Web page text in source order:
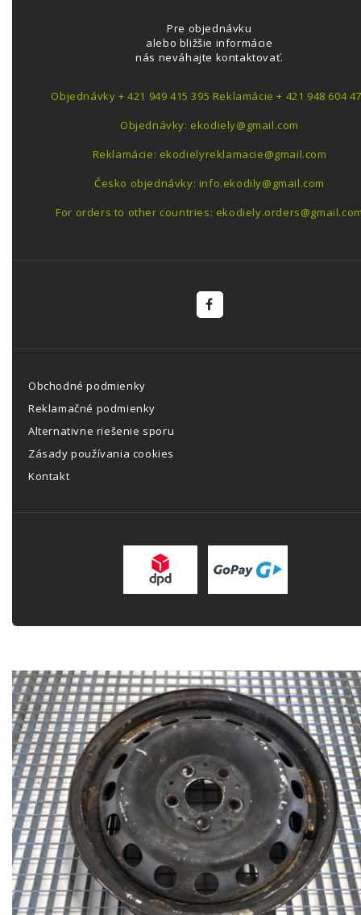
Pre objednávku
alebo bližšie informácie
nás neváhajte kontaktovať.
Objednávky + 421 949 415 395 Reklamácie + 421 948 604
Objednávky: ekodiely@gmail.com
Reklamácie: ekodielyreklamacie@gmail.com
Česko objednávky: info.ekodily@gmail.com
For orders to other countries:
Obchodné podmienky
Reklamačné podmienky
Alternativne riešenie sporu
Zásady používania cookies
Kontakt